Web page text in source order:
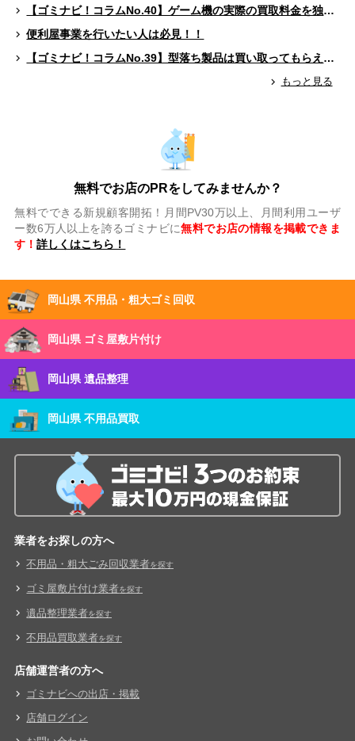
【ゴミナビ！コラムNo.40】ゲーム機の実際の買取料金を独自調査！！
便利屋事業を行いたい人は必見！！
【ゴミナビ！コラムNo.39】型落ち製品は買い取ってもらえる？（ゲームソフト編）
もっと見る
無料でお店のPRをしてみませんか？
無料でできる新規顧客開拓！月間PV30万以上、月間利用ユーザ
ー数6万人以上を誇るゴミナビに無料でお店の情報を掲載できま
す！詳しくはこちら！
岡山県 不用品・粗大ゴミ回収
岡山県 ゴミ屋敷片付け
岡山県 遺品整理
岡山県 不用品買取
業者をお探しの方へ
不用品・粗大ごみ回収業者を探す
ゴミ屋敷片付け業者を探す
遺品整理業者を探す
不用品買取業者を探す
店舗運営者の方へ
ゴミナビへの出店・掲載
店舗ログイン